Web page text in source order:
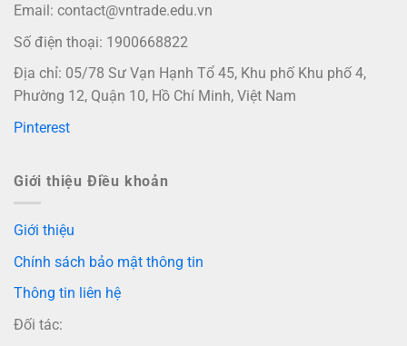
Email: contact@vntrade.edu.vn
Số điện thoại: 1900668822
Địa chỉ: 05/78 Sư Vạn Hạnh Tổ 45, Khu phố Khu phố 4,
Phường 12, Quận 10, Hồ Chí Minh, Việt Nam
Pinterest
Giới thiệu Điều khoản
Giới thiệu
Chính sách bảo mật thông tin
Thông tin liên hệ
Đối tác: